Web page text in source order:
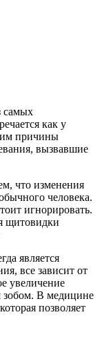
самых
как у
причины
вызвавшие
что изменения
человека.
игнорировать.
щитовидки
является
все зависит от
увеличение
зобом. В медицине
позволяет